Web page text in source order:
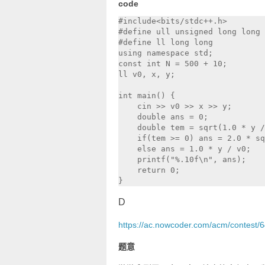
code
#include<bits/stdc++.h>
#define ull unsigned long long
#define ll long long
using namespace std;
const int N = 500 + 10;
ll v0, x, y;
int main() {
    cin >> v0 >> x >> y;
    double ans = 0;
double tem = sqrt(1.0 * y
if(tem >= 0) ans = 2.0 *
    else ans = 1.0 * y / v0;
    printf("%.10f\n", ans);
    return 0;
D
https://ac.nowcoder.com/acm/contest/
题意